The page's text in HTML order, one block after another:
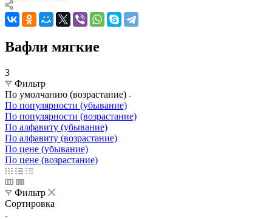
Вафли мягкие
3
Фильтр
По умолчанию (возрастание)
По популярности (убывание)
По популярности (возрастание)
По алфавиту (убывание)
По алфавиту (возрастание)
По цене (убывание)
По цене (возрастание)
Фильтр
Сортировка